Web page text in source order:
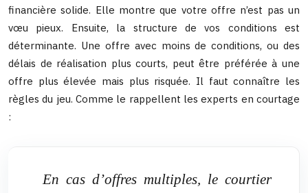
financière solide. Elle montre que votre offre n’est pas un
vœu pieux. Ensuite, la structure de vos conditions est
déterminante. Une offre avec moins de conditions, ou des
délais de réalisation plus courts, peut être préférée à une
offre plus élevée mais plus risquée. Il faut connaître les
règles du jeu. Comme le rappellent les experts en courtage
:
En cas d’offres multiples, le courtier